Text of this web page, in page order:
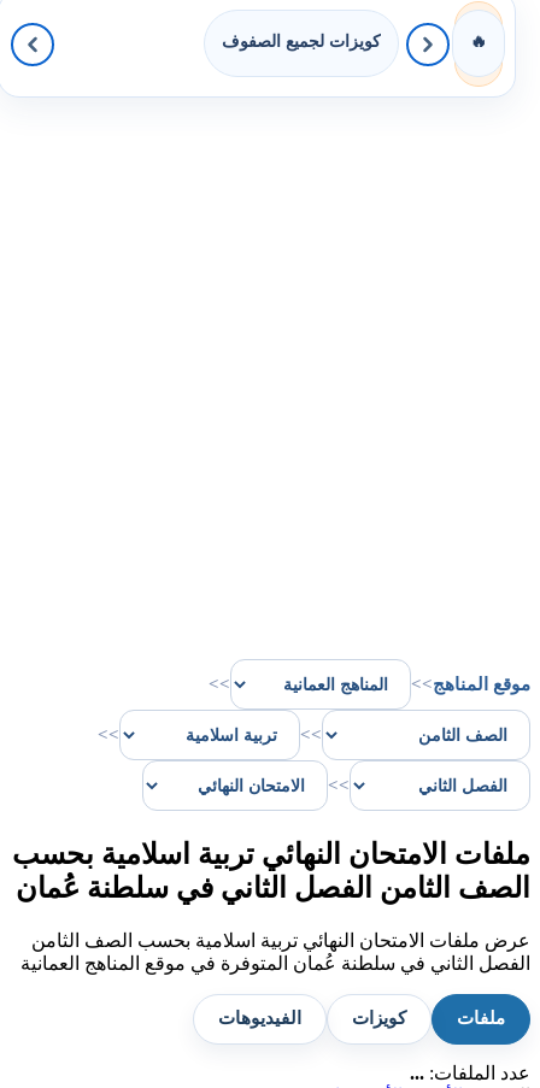
🔥 كويزات لجميع الصفوف
موقع المناهج>>
>>
>>
>>
>>
ملفات الامتحان النهائي تربية اسلامية بحسب
الصف الثامن الفصل الثاني في سلطنة عُمان
عرض ملفات الامتحان النهائي تربية اسلامية بحسب الصف الثامن
الفصل الثاني في سلطنة عُمان المتوفرة في موقع المناهج العمانية
ملفات كويزات الفيديوهات
عدد الملفات: ...